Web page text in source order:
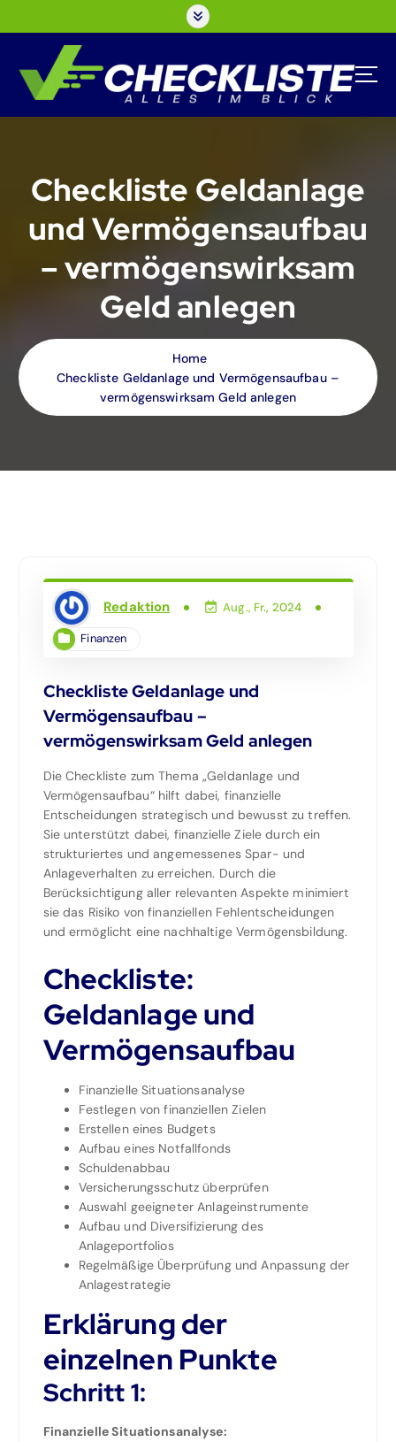
Checkliste Geldanlage
und Vermögensaufbau
– vermögenswirksam
Geld anlegen
Home
Checkliste Geldanlage und Vermögensaufbau –
vermögenswirksam Geld anlegen
Redaktion Aug., Fr., 2024
Finanzen
Checkliste Geldanlage und
Vermögensaufbau –
vermögenswirksam Geld anlegen
Die Checkliste zum Thema „Geldanlage und
Vermögensaufbau“ hilft dabei, finanzielle
Entscheidungen strategisch und bewusst zu treffen.
Sie unterstützt dabei, finanzielle Ziele durch ein
strukturiertes und angemessenes Spar- und
Anlageverhalten zu erreichen. Durch die
Berücksichtigung aller relevanten Aspekte minimiert
sie das Risiko von finanziellen Fehlentscheidungen
und ermöglicht eine nachhaltige Vermögensbildung.
Checkliste:
Geldanlage und
Vermögensaufbau
Finanzielle Situationsanalyse
Festlegen von finanziellen Zielen
Erstellen eines Budgets
Aufbau eines Notfallfonds
Schuldenabbau
Versicherungsschutz überprüfen
Auswahl geeigneter Anlageinstrumente
Aufbau und Diversifizierung des
Anlageportfolios
Regelmäßige Überprüfung und Anpassung der
Anlagestrategie
Erklärung der
einzelnen Punkte
Schritt 1:
Finanzielle Situationsanalyse: